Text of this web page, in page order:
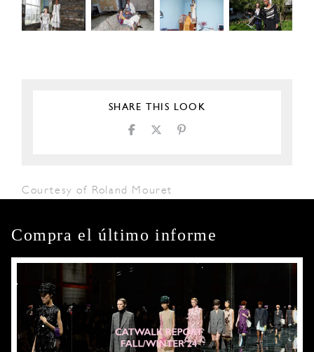
SHARE THIS LOOK
Courtesy of Roland Mouret
Compra el último informe